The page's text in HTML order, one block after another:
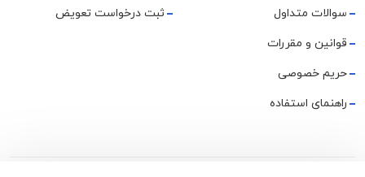
سوالات متداول
قوانین و مقررات
حریم خصوصی
راهنمای استفاده
ثبت درخواست تعویض